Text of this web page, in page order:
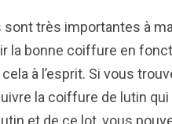
très importantes à
la bonne coiffure en
à l’esprit. Si vous
la coiffure de lutin
et de ce lot, vous